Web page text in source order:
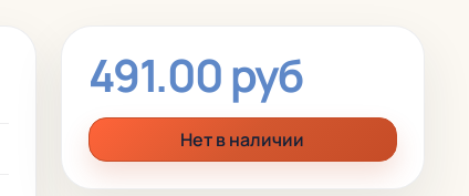
491.00 руб
Нет в наличии